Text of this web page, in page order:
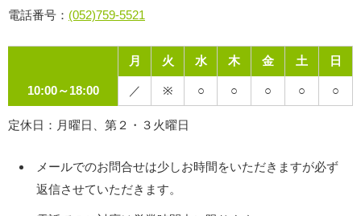
電話番号： (052)759-5521
月 火 水 木 金 土 日
10:00～18:00 ／ ※ ○ ○ ○ ○ ○
定休日：月曜日、第２・３火曜日
メールでのお問合せは少しお時間をいただきますが必ず
返信させていただきます。